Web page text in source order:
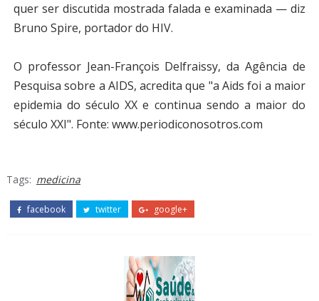
quer ser discutida mostrada falada e examinada — diz
Bruno Spire, portador do HIV.
O professor Jean-François Delfraissy, da Agência de
Pesquisa sobre a AIDS, acredita que "a Aids foi a maior
epidemia do século XX e continua sendo a maior do
século XXI". Fonte: www.periodiconosotros.com
Tags: medicina
facebook twitter google+